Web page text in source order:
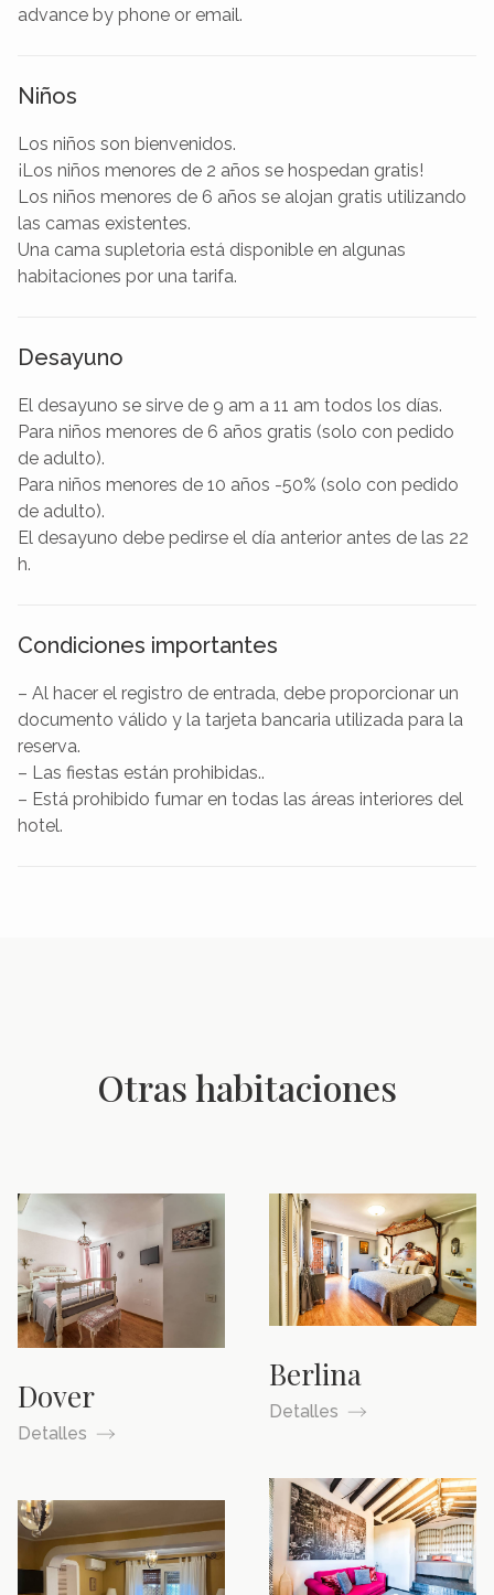
advance by phone or email.
Niños
Los niños son bienvenidos.
¡Los niños menores de 2 años se hospedan gratis!
Los niños menores de 6 años se alojan gratis utilizando
las camas existentes.
Una cama supletoria está disponible en algunas
habitaciones por una tarifa.
Desayuno
El desayuno se sirve de 9 am a 11 am todos los días.
Para niños menores de 6 años gratis (solo con pedido
de adulto).
Para niños menores de 10 años -50% (solo con pedido
de adulto).
El desayuno debe pedirse el día anterior antes de las 22
h.
Condiciones importantes
– Al hacer el registro de entrada, debe proporcionar un
documento válido y la tarjeta bancaria utilizada para la
reserva.
– Las fiestas están prohibidas..
– Está prohibido fumar en todas las áreas interiores del
hotel.
Otras habitaciones
Dover
Detalles
Berlina
Detalles